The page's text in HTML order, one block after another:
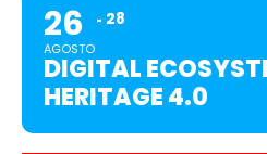
26
AGOSTO
28
DIGITAL
HERITAGE 4.0